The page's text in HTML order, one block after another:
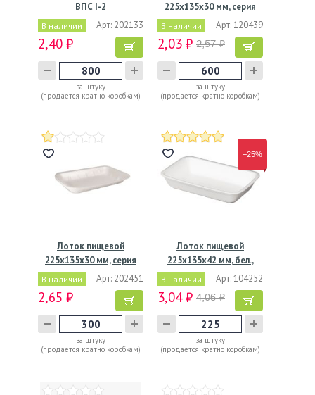
ВПС I-2
В наличии Арт: 202133
2,40 ₽
за штуку
(продается кратно коробкам)
225х135х30 мм, серия
М-30,…
В наличии Арт: 120439
2,03 ₽ 2,57 ₽
за штуку
(продается кратно коробкам)
Лоток пищевой
225х135х30 мм, серия
М-30,…
В наличии Арт: 202451
2,65 ₽
за штуку
(продается кратно коробкам)
−25%
Лоток пищевой
225х135х42 мм, бел.,
ВПС, 225…
В наличии Арт: 104252
3,04 ₽ 4,06 ₽
за штуку
(продается кратно коробкам)